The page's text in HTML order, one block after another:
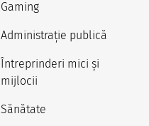
Gaming
Administrație publică
Întreprinderi mici și
mijlocii
Sănătate